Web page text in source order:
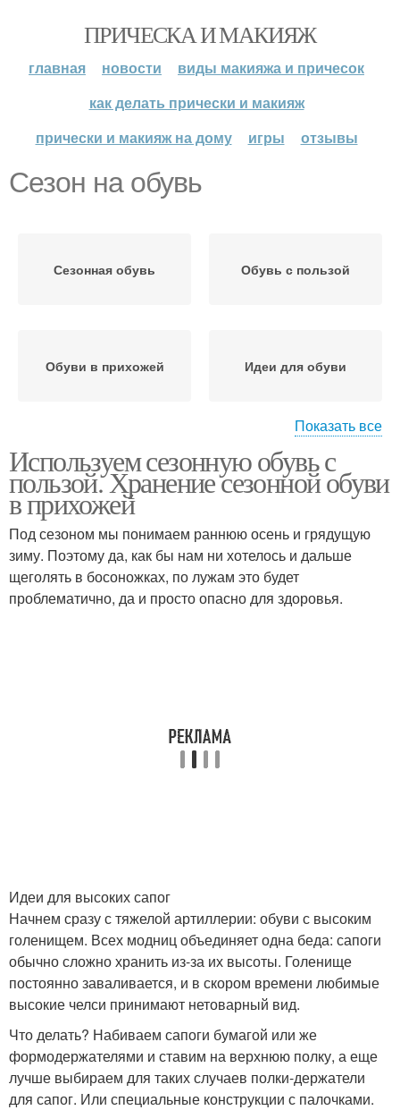
ПРИЧЕСКА И МАКИЯЖ
главная новости
виды макияжа и причесок
как делать прически и макияж
прически и макияж на дому
игры отзывы
Сезон на обувь
Сезонная обувь Обувь с пользой
Обуви в прихожей Идеи для обуви
Банкетка для обуви Шкаф для обуви
Зимний сезон Гарантия на обувь
Показать все
Используем сезонную обувь с
пользой. Хранение сезонной обуви
в прихожей
Под сезоном мы понимаем раннюю осень и грядущую
зиму. Поэтому да, как бы нам ни хотелось и дальше
щеголять в босоножках, по лужам это будет
проблематично, да и просто опасно для здоровья.
Идеи для высоких сапог
Начнем сразу с тяжелой артиллерии: обуви с высоким
голенищем. Всех модниц объединяет одна беда: сапоги
обычно сложно хранить из-за их высоты. Голенище
постоянно заваливается, и в скором времени любимые
высокие челси принимают нетоварный вид.
Что делать? Набиваем сапоги бумагой или же
формодержателями и ставим на верхнюю полку, а еще
лучше выбираем для таких случаев полки-держатели
для сапог. Или специальные конструкции с палочками.